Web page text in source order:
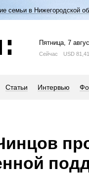
семьи в Нижегородской
Пятница, 7
Сейчас USD 81,41
Статьи Интервью